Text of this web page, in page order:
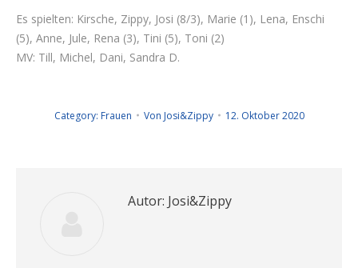
Es spielten: Kirsche, Zippy, Josi (8/3), Marie (1), Lena, Enschi
(5), Anne, Jule, Rena (3), Tini (5), Toni (2)
MV: Till, Michel, Dani, Sandra D.
Category: Frauen Von Josi&Zippy 12. Oktober 2020
Autor: Josi&Zippy